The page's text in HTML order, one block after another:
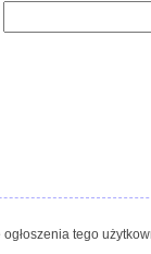
ogłoszenia tego